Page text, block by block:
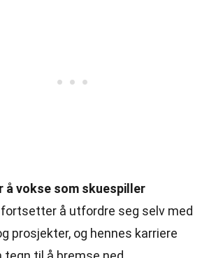
vokse som skuespiller
å utfordre seg selv med
prosjekter, og hennes karriere